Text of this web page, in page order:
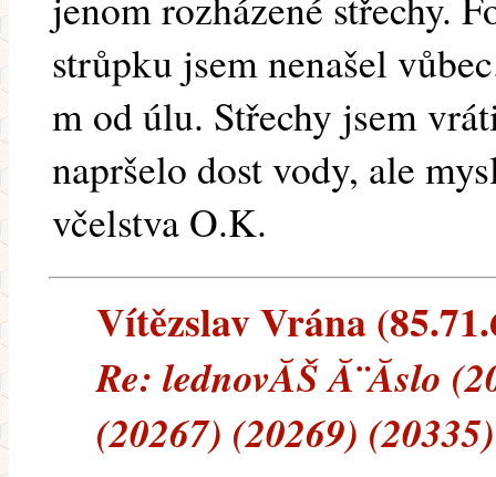
strůpku jsem nenašel
m od úlu. Střechy jsem
napršelo dost vody, ale
včelstva O.K.
Vítězslav Vrána
Re: lednovĂŠ Ă¨Ă­slo
(20267) (20269)